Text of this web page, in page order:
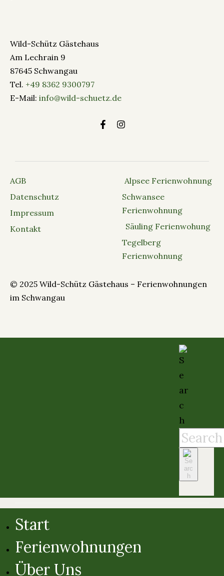
Wild-Schütz Gästehaus
Am Lechrain 9
87645 Schwangau
Tel. +49 8362 9300797
E-Mail: info@wild-schuetz.de
AGB
Datenschutz
Impressum
Kontakt
Alpsee Ferienwohnung
Schwansee
Ferienwohnung
Säuling Ferienwohung
Tegelberg
Ferienwohnung
© 2025 Wild-Schütz Gästehaus – Ferienwohnungen
im Schwangau
Start
Ferienwohnungen
Über Uns